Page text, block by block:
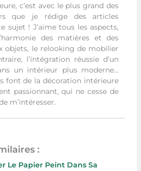
c’est avec le plus grand des
que je rédige des articles
sujet ! J’aime tous les aspects,
des matières et des
objets, le relooking de mobilier
l’intégration réussie d’un
un intérieur plus moderne…
font de la décoration intérieure
passionnant, qui ne cesse de
m’intéresser.
:
Le Papier Peint Dans Sa